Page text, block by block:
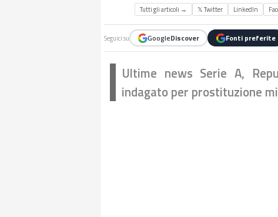
Tutti gli articoli → 𝕏 Twitter LinkedIn
Seguici su GoogleDiscover Fonti preferite
Ultime news Serie A,
indagato per prostituzione